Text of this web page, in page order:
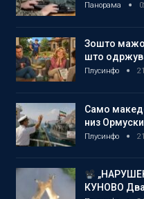
Панорама
Зошто
што
Плусинфо
Само
низ
Плусинфо
КУНОВО Два